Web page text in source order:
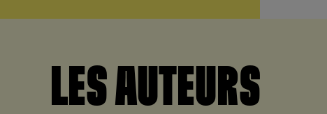
LES AUTEURS